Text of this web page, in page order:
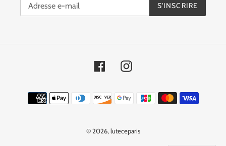
S'INSCRIRE
FacebookInstagram
Moyens
de
© 2026,luteceparis